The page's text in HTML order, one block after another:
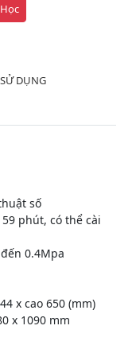
DỤNG
số
phút, có thể cài
0.4Mpa
x cao 650 (mm)
x 1090 mm